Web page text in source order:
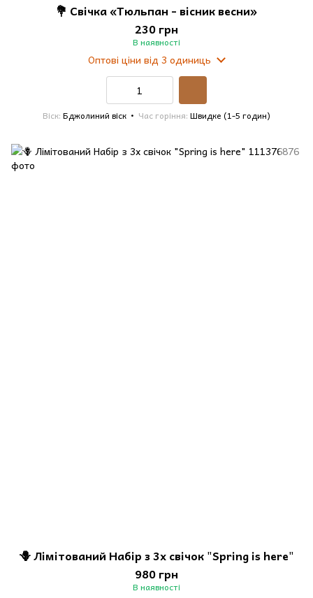
💐 Свічка «Тюльпан - вісник весни»
230 грн
В наявності
Оптові ціни від 3 одиниць
Віск Бджолиний віск Час горіння Швидке (1-5 годин)
🪻 Лімітований Набір з 3х свічок "Spring is here"
980 грн
В наявності